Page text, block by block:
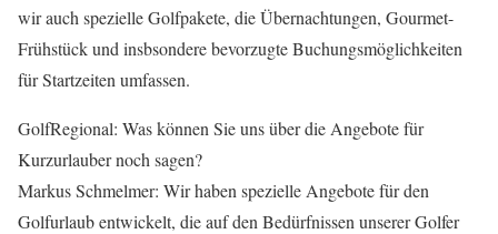
wir auch spezielle Golfpakete, die Übernachtungen, Gourmet-
Frühstück und insbsondere bevorzugte Buchungsmöglichkeiten
für Startzeiten umfassen.
GolfRegional: Was können Sie uns über die Angebote für
Kurzurlauber noch sagen?
Markus Schmelmer: Wir haben spezielle Angebote für den
Golfurlaub entwickelt, die auf den Bedürfnissen unserer Golfer